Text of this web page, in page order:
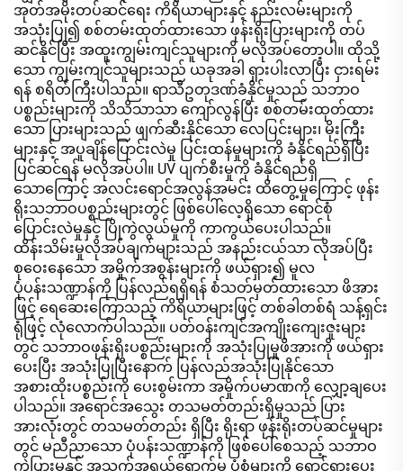
အုတ်အမိုးတပ်ဆင်ရေး ကိရိယာများနှင့် နည်းလမ်းများကို
အသုံးပြု၍ စစ်တမ်းထုတ်ထားသော ဖုန်းရိုးပြားများကို တပ်
ဆင်နိုင်ပြီး အထူးကျွမ်းကျင်သူများကို မလိုအပ်တော့ပါ။ ထိုသို့
သော ကျွမ်းကျင်သူများသည် ယခုအခါ ရှားပါးလာပြီး ငှားရမ်း
ရန် စရိတ်ကြီးပါသည်။ ရာသီဥတုဒဏ်ခံနိုင်မှုသည် သဘာဝ
ပစ္စည်းများကို သိသိသာသာ ကျော်လွန်ပြီး စစ်တမ်းထုတ်ထား
သော ပြားများသည် ဖျက်ဆီးနိုင်သော လေပြင်းများ၊ မိုးကြီး
များနှင့် အပူချိန်ပြောင်းလဲမှု ပြင်းထန်မှုများကို ခံနိုင်ရည်ရှိပြီး
ပြင်ဆင်ရန် မလိုအပ်ပါ။ UV ပျက်စီးမှုကို ခံနိုင်ရည်ရှိ
သောကြောင့် အလင်းရောင်အလွန်အမင်း ထိတွေ့မှုကြောင့် ဖုန်း
ရိုးသဘာဝပစ္စည်းများတွင် ဖြစ်ပေါ်လေ့ရှိသော ရောင်စုံ
ပြောင်းလဲမှုနှင့် ပြိုကွဲလွယ်မှုကို ကာကွယ်ပေးပါသည်။
ထိန်းသိမ်းမှုလိုအပ်ချက်များသည် အနည်းငယ်သာ လိုအပ်ပြီး
စုဝေးနေသော အမှိုက်အစွန်းများကို ဖယ်ရှား၍ မူလ
ပုံပန်းသဏ္ဍာန်ကို ပြန်လည်ရရှိရန် စံသတ်မှတ်ထားသော ဖိအား
ဖြင့် ရေဆေးကြောသည့် ကိရိယာများဖြင့် တစ်ခါတစ်ရံ သန့်ရှင်း
ရုံဖြင့် လုံလောက်ပါသည်။ ပတ်ဝန်းကျင်အကျိုးကျေးဇူးများ
တွင် သဘာဝဖုန်းရိုးပစ္စည်းများကို အသုံးပြုမှုဖိအားကို ဖယ်ရှား
ပေးပြီး အသုံးပြုပြီးနောက် ပြန်လည်အသုံးပြုနိုင်သော
အစားထိုးပစ္စည်းကို ပေးစွမ်းကာ အမှိုက်ပမာဏကို လျှော့ချပေး
ပါသည်။ အရောင်အသွေး တသမတ်တည်းရှိမှုသည် ပြား
အားလုံးတွင် တသမတ်တည်း ရှိပြီး ရိုးရာ ဖုန်းရိုးတပ်ဆင်မှုများ
တွင် မညီညာသော ပုံပန်းသဏ္ဍာန်ကို ဖြစ်ပေါ်စေသည့် သဘာဝ
ကွဲပြားမှုနှင့် အသက်အရွယ်ရောက်မှု ပုံစံများကို ရှောင်ရှားပေး